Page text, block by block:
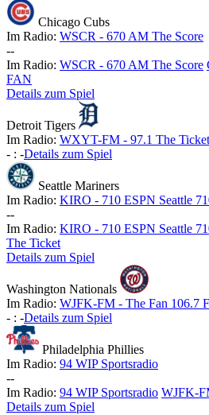
Chicago Cubs
Im Radio: WSCR - 670 AM The Score
--
Im Radio: WSCR - 670 AM The Score
FAN
Details zum Spiel
Detroit Tigers
Im Radio: WXYT-FM - 97.1 The Ticket
- : -Details zum Spiel
Seattle Mariners
Im Radio: KIRO - 710 ESPN Seattle
--
Im Radio: KIRO - 710 ESPN Seattle
The Ticket
Details zum Spiel
Washington Nationals
Im Radio: WJFK-FM - The Fan 106.7
- : -Details zum Spiel
Philadelphia Phillies
Im Radio: 94 WIP Sportsradio
--
Im Radio: 94 WIP Sportsradio WJFK-
Details zum Spiel